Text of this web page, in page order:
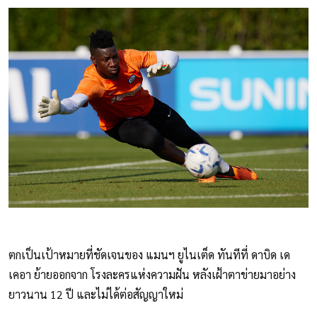
ตกเป็นเป้าหมายที่ชัดเจนของ แมนฯ ยูไนเต็ด ทันทีที่ ดาบิด เด
เคอา ย้ายออกจาก โรงละครแห่งความฝัน หลังเฝ้าตาข่ายมาอย่าง
ยาวนาน 12 ปี และไม่ได้ต่อสัญญาใหม่